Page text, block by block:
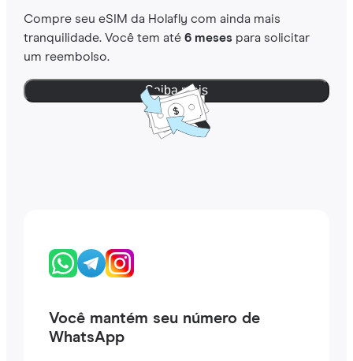
Compre seu eSIM da Holafly com ainda mais
tranquilidade. Você tem até 6 mesespara solicitar
um reembolso.
Saiba mais
Você mantém seu número de
WhatsApp